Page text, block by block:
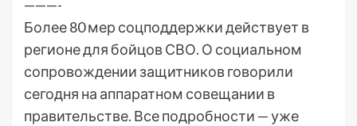
———-
Более 80 мер соцподдержки действует в
регионе для бойцов СВО. О социальном
сопровождении защитников говорили
сегодня на аппаратном совещании в
правительстве. Все подробности — уже